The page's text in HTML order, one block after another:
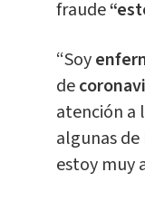
fraude
“Soy
de
atención a
algunas de
estoy muy